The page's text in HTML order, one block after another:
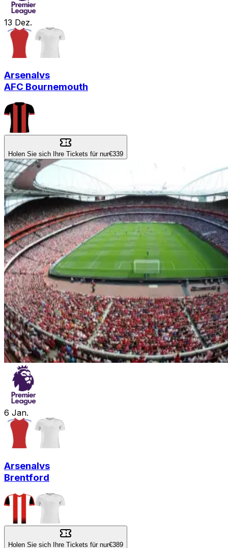
13 Dez.
Arsenalvs
AFC Bournemouth
Holen Sie sich Ihre Tickets für nur€339
6 Jan.
Arsenalvs
Brentford
Holen Sie sich Ihre Tickets für nur€389